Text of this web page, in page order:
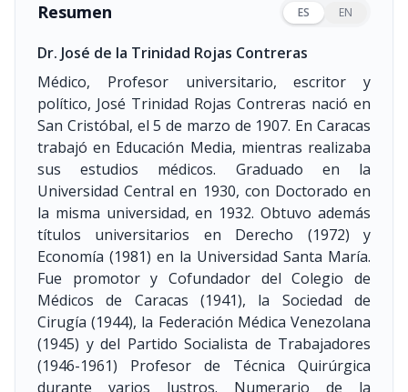
Resumen ES EN
Dr. José de la Trinidad Rojas Contreras
Médico, Profesor universitario, escritor y
político, José Trinidad Rojas Contreras nació en
San Cristóbal, el 5 de marzo de 1907. En Caracas
trabajó en Educación Media, mientras realizaba
sus estudios médicos. Graduado en la
Universidad Central en 1930, con Doctorado en
la misma universidad, en 1932. Obtuvo además
títulos universitarios en Derecho (1972) y
Economía (1981) en la Universidad Santa María.
Fue promotor y Cofundador del Colegio de
Médicos de Caracas (1941), la Sociedad de
Cirugía(1944), la Federación Médica Venezolana
(1945) y del Partido Socialista de Trabajadores
(1946-1961) Profesor de Técnica Quirúrgica
durante varios lustros. Numerario de la